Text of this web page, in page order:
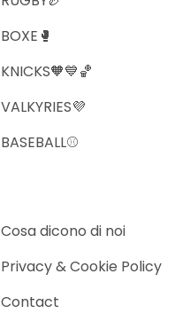
BOXE🥊
KNICKS🧡💙🏀
VALKYRIES💜
BASEBALL⚾️
Cosa dicono di noi
Privacy & Cookie Policy
Contact